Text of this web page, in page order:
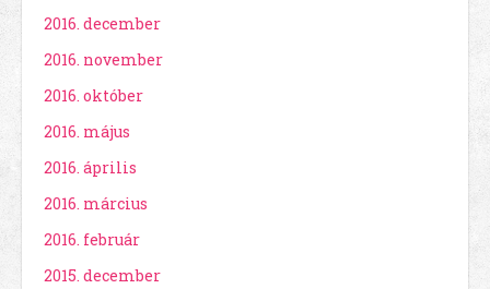
2016. december
2016. november
2016. október
2016. május
2016. április
2016. március
2016. február
2015. december